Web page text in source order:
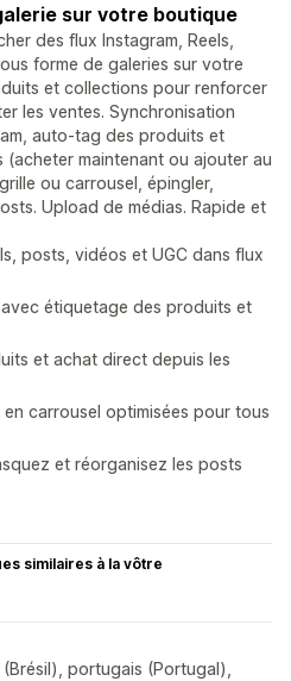
sur votre boutique
des flux Instagram, Reels,
forme de galeries sur votre
et collections pour renforcer
les ventes. Synchronisation
auto-tag des produits et
maintenant ou ajouter au
ou carrousel, épingler,
Upload de médias. Rapide et
posts, vidéos et UGC dans flux
étiquetage des produits et
et achat direct depuis les
carrousel optimisées pour tous
et réorganisez les posts
similaires à la vôtre
portugais (Portugal),